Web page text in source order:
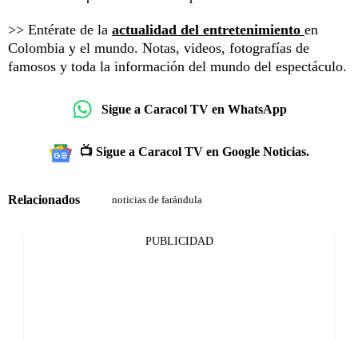
>> Entérate de la actualidad del entretenimiento en
Colombia y el mundo. Notas, videos, fotografías de
famosos y toda la información del mundo del espectáculo.
Sigue a Caracol TV en WhatsApp
📺 Sigue a Caracol TV en Google Noticias.
Relacionados noticias de farándula
PUBLICIDAD